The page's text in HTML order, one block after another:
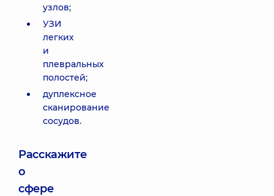
узлов;
УЗИ
легких
и
плевральных
полостей;
дуплексное
сканирование
сосудов.
Расскажите
о
сфере